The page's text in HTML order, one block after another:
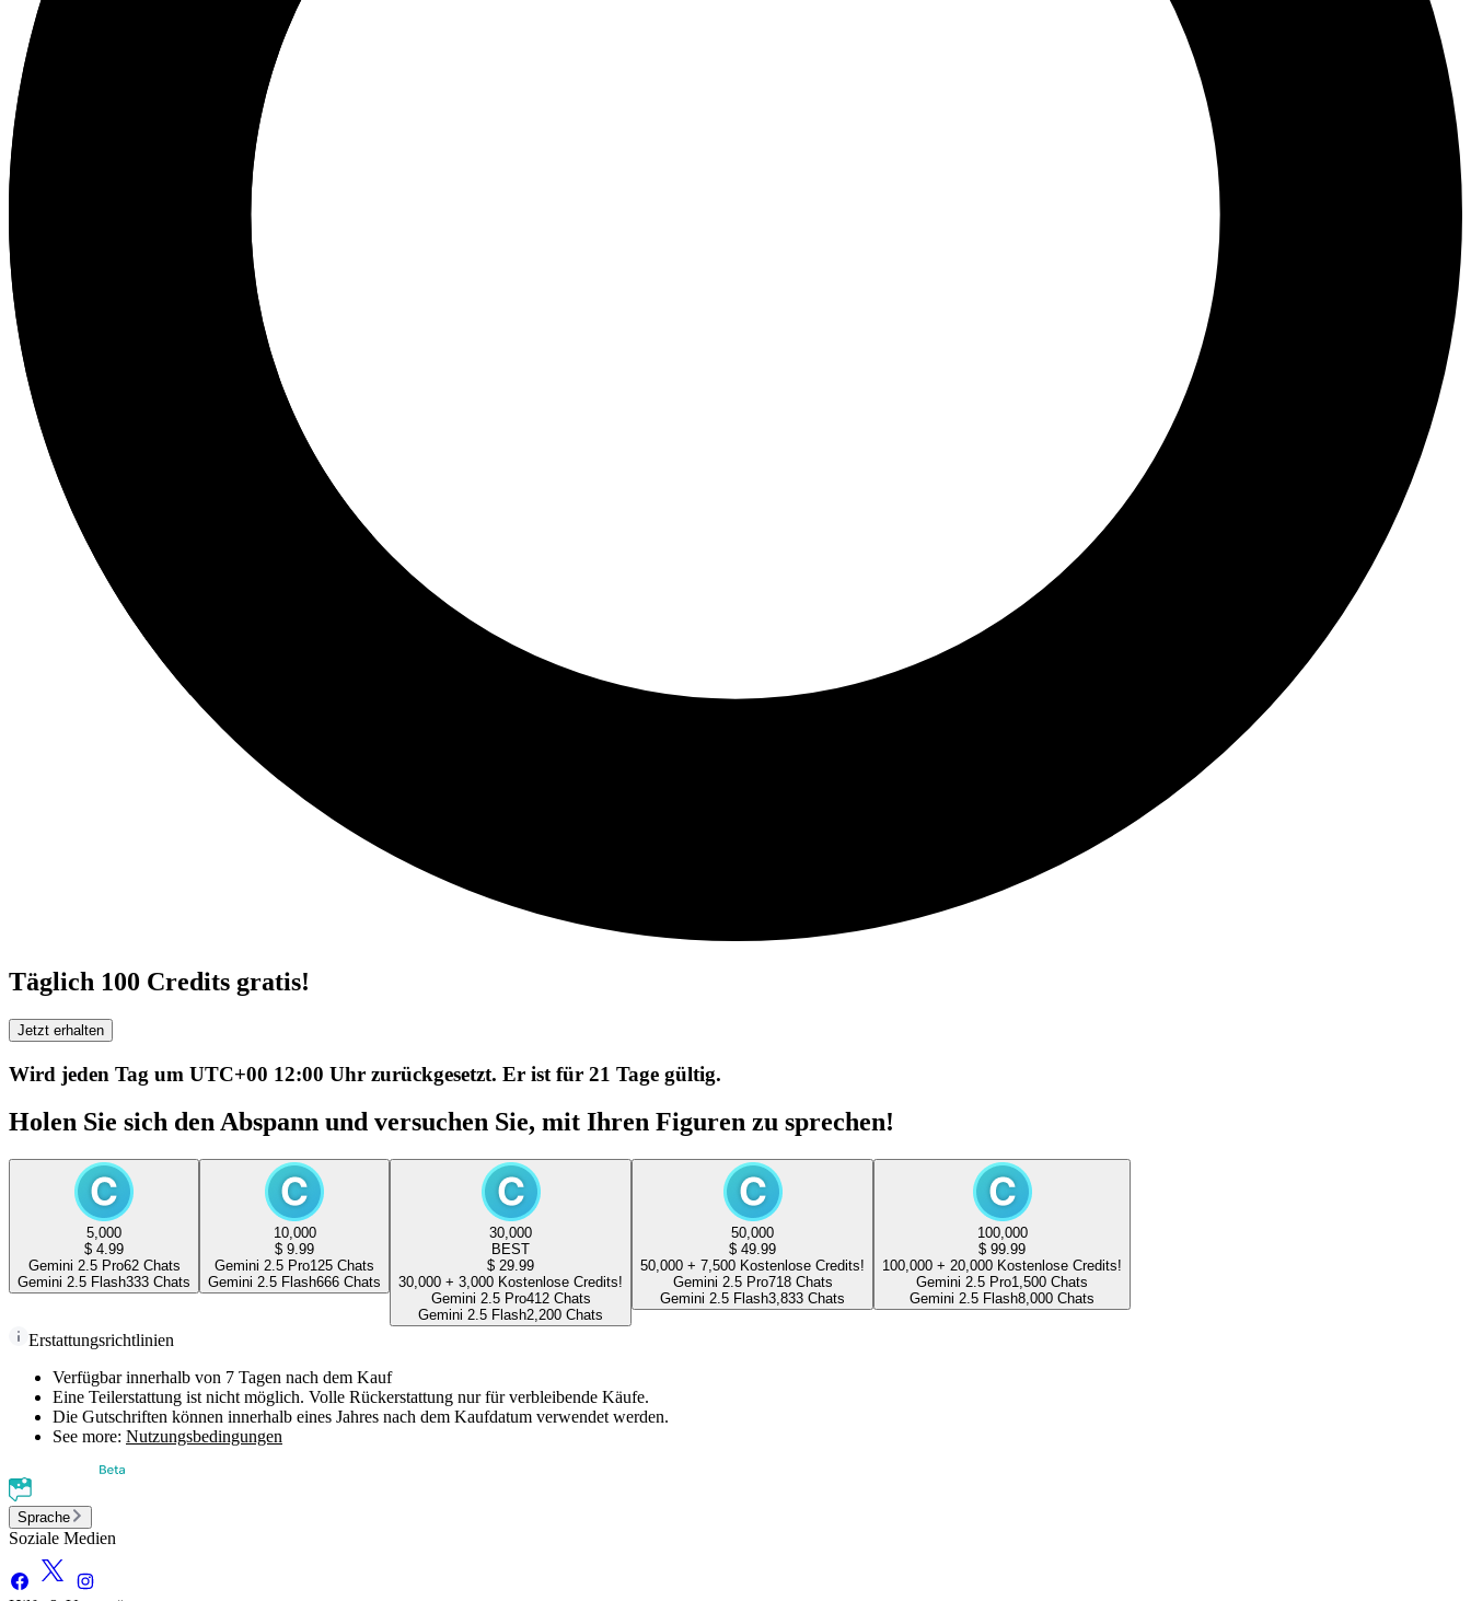
Täglich 100 Credits gratis!
Jetzt erhalten
Wird jeden Tag um UTC+00 12:00 Uhr zurückgesetzt. Er ist für 21 Tage gültig.
Holen Sie sich den Abspann und versuchen Sie, mit Ihren Figuren zu sprechen!
5,000
$ 4.99
Gemini 2.5 Pro62 Chats
Gemini 2.5 Flash333 Chats
10,000
$ 9.99
Gemini 2.5 Pro125 Chats
Gemini 2.5 Flash666 Chats
30,000
BEST
$ 29.99
30,000 + 3,000 Kostenlose Credits!
Gemini 2.5 Pro412 Chats
Gemini 2.5 Flash2,200 Chats
50,000
$ 49.99
50,000 + 7,500 Kostenlose Credits!
Gemini 2.5 Pro718 Chats
Gemini 2.5 Flash3,833 Chats
100,000
$ 99.99
100,000 + 20,000 Kostenlose Credits!
Gemini 2.5 Pro1,500 Chats
Gemini 2.5 Flash8,000 Chats
Erstattungsrichtlinien
Verfügbar innerhalb von 7 Tagen nach dem Kauf
Eine Teilerstattung ist nicht möglich. Volle Rückerstattung nur für verbleibende Käufe.
Die Gutschriften können innerhalb eines Jahres nach dem Kaufdatum verwendet werden.
See more: Nutzungsbedingungen
Sprache
Soziale Medien